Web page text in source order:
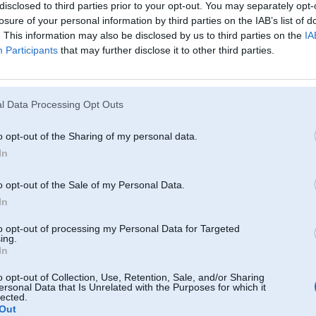
to third parties prior to your opt-out. You may separately
of your personal information by third parties on the IAB’s list of
This information may also be disclosed by us to third parties on the
Participants that may further disclose it to other third parties.
Data Processing Opt Outs
opt-out of the Sharing of my personal data.
opt-out of the Sale of my Personal Data.
opt-out of processing my Personal Data for Targeted
opt-out of Collection, Use, Retention, Sale, and/or Sharing
Data that Is Unrelated with the Purposes for which it
RS2000,
5. posms “6 H - 2011”, gan kā atklātās sacensības “6 H kauss - 2011”, pie
no trofi reida automašīnām līdz pat žiguļiem un bagijiem, sadalot tās
trofi reida.
Paredzēts, ka džipi un trofi reida automašīnas veiks trasi, kuras garums
automašīnām apmēram 5 līdz 7 kilometrus.
Pēc brīvas izvēles katrā ekipāžā varēs startēt no viena līdz pat četriem
Sacensībās “3 H kauss – 2011” motobraucēju komandā startēt varēs no
klasēs - MX Open, MX Hobija, MX Rallija, Kvadri Open. Interesanta
braucējiem. Šobrīd grūti prognozēt kas spēs nobraukt vairāk apļus – ātrie
minūtēm, vai enduro braucēji, kuri pieraduši braukt divu stundu
http://www.4rati.lv, bet motociklu un kvadriciklu http://www.endurosports.lv.
Sīkāk info:
Or PM.